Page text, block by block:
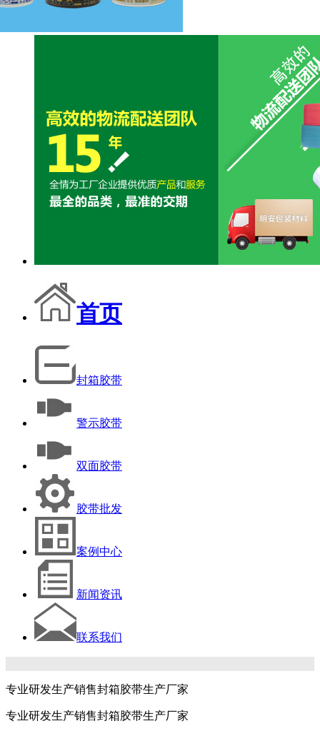
首页
封箱胶带
警示胶带
双面胶带
胶带批发
案例中心
新闻资讯
联系我们
专业研发生产销售封箱胶带生产厂家
专业研发生产销售封箱胶带生产厂家